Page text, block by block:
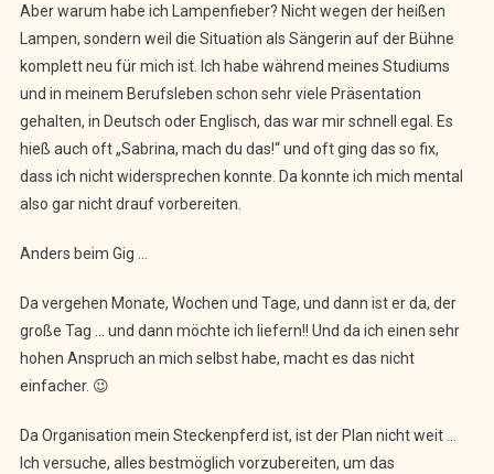
Aber warum habe ich Lampenfieber? Nicht wegen der heißen
Lampen, sondern weil die Situation als Sängerin auf der Bühne
komplett neu für mich ist. Ich habe während meines Studiums
und in meinem Berufsleben schon sehr viele Präsentation
gehalten, in Deutsch oder Englisch, das war mir schnell egal. Es
hieß auch oft „Sabrina, mach du das!“ und oft ging das so fix,
dass ich nicht widersprechen konnte. Da konnte ich mich mental
also gar nicht drauf vorbereiten.
Anders beim Gig …
Da vergehen Monate, Wochen und Tage, und dann ist er da, der
große Tag … und dann möchte ich liefern!! Und da ich einen sehr
hohen Anspruch an mich selbst habe, macht es das nicht
einfacher. 😉
Da Organisation mein Steckenpferd ist, ist der Plan nicht weit …
Ich versuche, alles bestmöglich vorzubereiten, um das